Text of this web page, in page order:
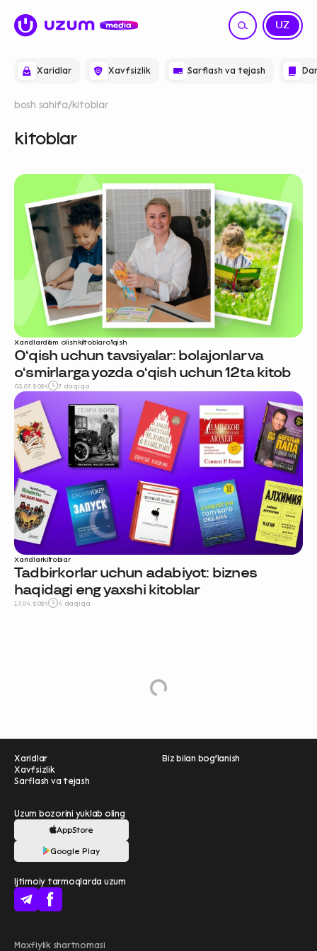
Xaridlar Xavfsizlik Sarflash va tejash
UZ
RU
bosh sahifa kitoblar
kitoblar
Xaridlardam olishkitoblaro‘qish
O‘qish uchun tavsiyalar: bolajonlar va
o‘smirlarga yozda o‘qish uchun 12ta kitob
03.07.2024 7 daqiqa
Xaridlarkitoblar
Tadbirkorlar uchun adabiyot: biznes
haqidagi eng yaxshi kitoblar
17.04.2024 4 daqiqa
L
o
a
d
Mo
r
e
Xaridlar
Xavfsizlik
Sarflash va tejash
Biz bilan bog'lanish
Uzum bozorini yuklab oling
AppStore
Google Play
Maxfiylik shartnomasi
Ijtimoiy tarmoqlarda uzum
Uzum Bank bilan
Ravnaqimizga hissa
qo'shing — so‘rovnomada
qatnashing ❤️
boshlash